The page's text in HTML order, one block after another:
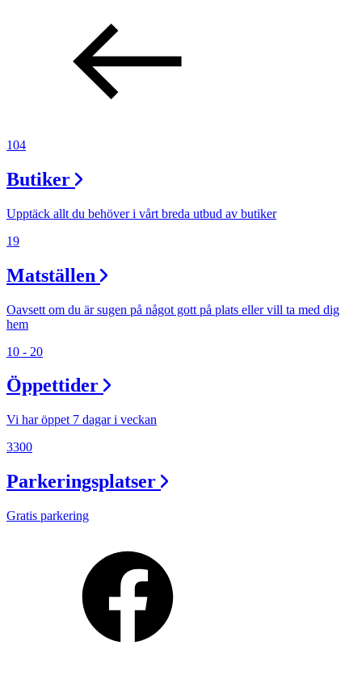
Lediga jobb
Magasin
Presentkort
104
Butiker
Upptäck allt du behöver i vårt breda utbud av butiker
19
Matställen
Oavsett om du är sugen på något gott på plats eller vill ta med dig
hem
10 - 20
Öppettider
Vi har öppet 7 dagar i veckan
3300
Parkeringsplatser
Gratis parkering